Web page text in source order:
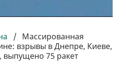
/ Массированная
взрывы в Днепре, Киеве,
75 ракет